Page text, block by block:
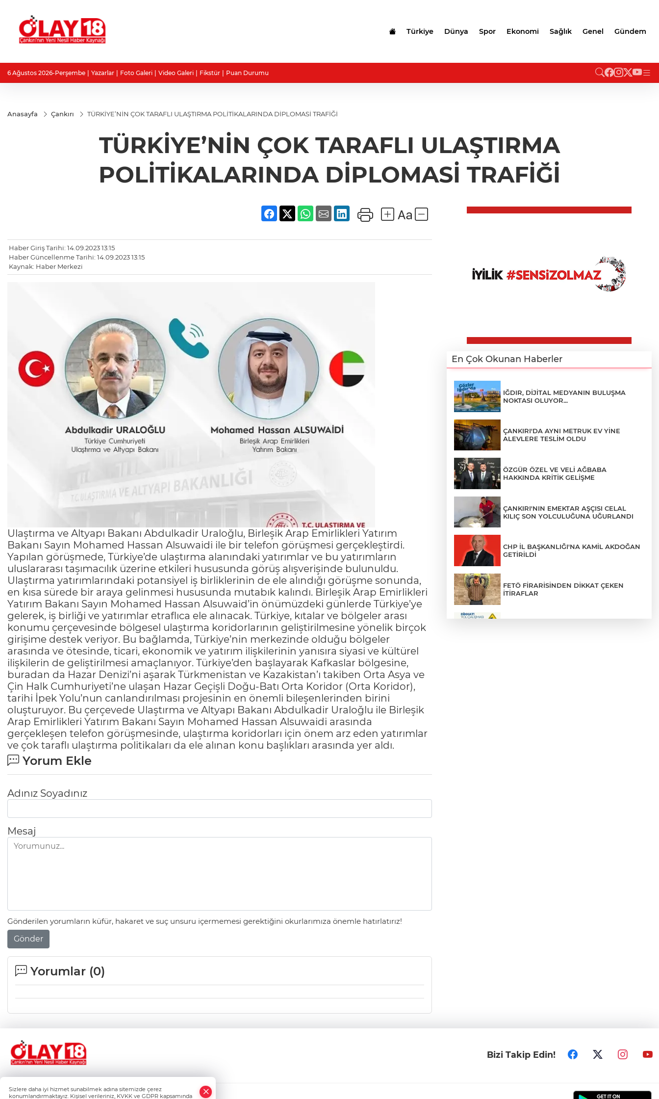
Türkiye Dünya Spor Ekonomi Sağlık Genel Gündem
6 Ağustos 2026-Perşembe Yazarlar Foto Galeri Video Galeri Fikstür Puan Durumu
Anasayfa Çankırı TÜRKİYE’NİN ÇOK TARAFLI ULAŞTIRMA POLİTİKALARINDA DİPLOMASİ TRAFİĞİ
TÜRKİYE’NİN ÇOK TARAFLI ULAŞTIRMA
POLİTİKALARINDA DİPLOMASİ TRAFİĞİ
Haber Giriş Tarihi: 14.09.2023 13:15
Haber Güncellenme Tarihi: 14.09.2023 13:15
Kaynak: Haber Merkezi
Ulaştırma ve Altyapı Bakanı Abdulkadir Uraloğlu, Birleşik Arap Emirlikleri Yatırım
Bakanı Sayın Mohamed Hassan Alsuwaidi ile bir telefon görüşmesi gerçekleştirdi.
Yapılan görüşmede, Türkiye’de ulaştırma alanındaki yatırımlar ve bu yatırımların
uluslararası taşımacılık üzerine etkileri hususunda görüş alışverişinde bulunuldu.
Ulaştırma yatırımlarındaki potansiyel iş birliklerinin de ele alındığı görüşme sonunda,
en kısa sürede bir araya gelinmesi hususunda mutabık kalındı. Birleşik Arap Emirlikleri
Yatırım Bakanı Sayın Mohamed Hassan Alsuwaid’in önümüzdeki günlerde Türkiye’ye
gelerek, iş birliği ve yatırımlar etraflıca ele alınacak. Türkiye, kıtalar ve bölgeler arası
konumu çerçevesinde bölgesel ulaştırma koridorlarının geliştirilmesine yönelik birçok
girişime destek veriyor. Bu bağlamda, Türkiye’nin merkezinde olduğu bölgeler
arasında ve ötesinde, ticari, ekonomik ve yatırım ilişkilerinin yanısıra siyasi ve kültürel
ilişkilerin de geliştirilmesi amaçlanıyor. Türkiye’den başlayarak Kafkaslar bölgesine,
buradan da Hazar Denizi’ni aşarak Türkmenistan ve Kazakistan’ı takiben Orta Asya ve
Çin Halk Cumhuriyeti’ne ulaşan Hazar Geçişli Doğu-Batı Orta Koridor (Orta Koridor),
tarihi İpek Yolu’nun canlandırılması projesinin en önemli bileşenlerinden birini
oluşturuyor. Bu çerçevede Ulaştırma ve Altyapı Bakanı Abdulkadir Uraloğlu ile Birleşik
Arap Emirlikleri Yatırım Bakanı Sayın Mohamed Hassan Alsuwaidi arasında
gerçekleşen telefon görüşmesinde, ulaştırma koridorları için önem arz eden yatırımlar
ve çok taraflı ulaştırma politikaları da ele alınan konu başlıkları arasında yer aldı.
Yorum Ekle
Adınız Soyadınız
Mesaj
Gönderilen yorumların küfür, hakaret ve suç unsuru içermemesi gerektiğini okurlarımıza önemle hatırlatırız!
Gönder
Yorumlar (0)
En Çok Okunan Haberler
IĞDIR, DİJİTAL MEDYANIN BULUŞMA
NOKTASI OLUYOR...
ÇANKIRI'DA AYNI METRUK EV YİNE
ALEVLERE TESLİM OLDU
ÖZGÜR ÖZEL VE VELİ AĞBABA
HAKKINDA KRİTİK GELİŞME
ÇANKIRI'NIN EMEKTAR AŞÇISI CELAL
KILIÇ SON YOLCULUĞUNA UĞURLANDI
CHP İL BAŞKANLIĞI'NA KAMİL AKDOĞAN
GETİRİLDİ
FETÖ FİRARİSİNDEN DİKKAT ÇEKEN
İTİRAFLAR
Bizi Takip Edin!
Gizlilik Politikası
Sizlere daha iyi hizmet sunabilmek adına sitemizde çerez
konumlandırmaktayız. Kişisel verileriniz, KVKK ve GDPR kapsamında